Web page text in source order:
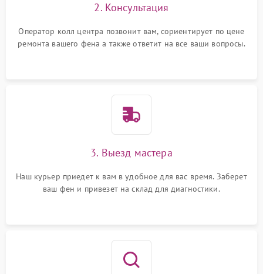
2. Консультация
Оператор колл центра позвонит вам, сориентирует по цене
ремонта вашего фена а также ответит на все ваши вопросы.
3. Выезд мастера
Наш курьер приедет к вам в удобное для вас время. Заберет
ваш фен и привезет на склад для диагностики.